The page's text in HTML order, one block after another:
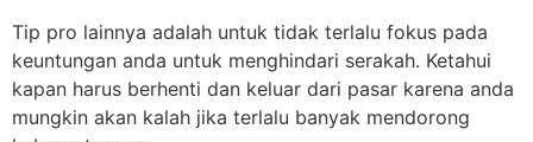
Tip pro lainnya adalah untuk tidak terlalu fokus pada
keuntungan anda untuk menghindari serakah. Ketahui
kapan harus berhenti dan keluar dari pasar karena anda
mungkin akan kalah jika terlalu banyak mendorong